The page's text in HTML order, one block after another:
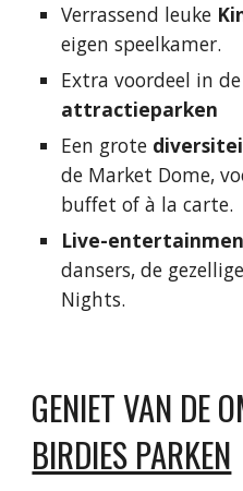
Verrassend leuke
eigen speelkamer.
Extra voordeel in de
attractieparken
Een grote
de Market Dome,
buffet of à la carte.
Live-
dansers, de
Nights.
GENIET VAN DE
BIRDIES PARKEN